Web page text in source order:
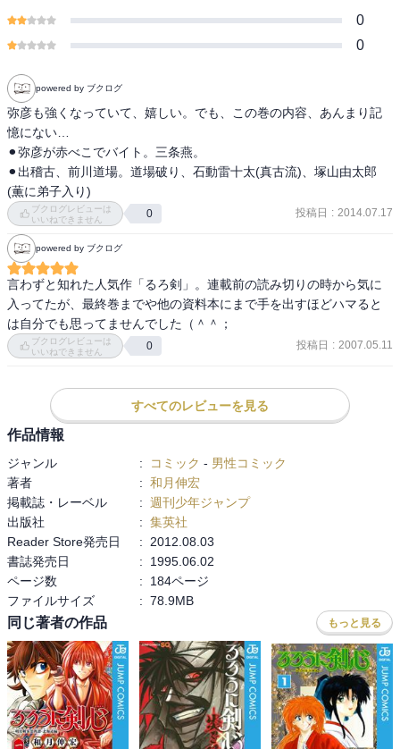
0
0
powered by ブクログ
弥彦も強くなっていて、嬉しい。でも、この巻の内容、あんまり記
憶にない…
⚫︎弥彦が赤べこでバイト。三条燕。
⚫︎出稽古、前川道場。道場破り、石動雷十太(真古流)、塚山由太郎
(薫に弟子入り)
ブクログレビューは
いいねできません
0 投稿日 : 2014.07.17
powered by ブクログ
言わずと知れた人気作「るろ剣」。連載前の読み切りの時から気に
入ってたが、最終巻までや他の資料本にまで手を出すほどハマると
は自分でも思ってませんでした（＾＾；
ブクログレビューは
いいねできません
0 投稿日 : 2007.05.11
すべてのレビューを見る
作品情報
ジャンル : コミック - 男性コミック
著者
: 和月伸宏
掲載誌・レーベル
: 週刊少年ジャンプ
出版社
: 集英社
Reader Store発売日
:
2012.08.03
書誌発売日
:
1995.06.02
ページ数
:
184ページ
ファイルサイズ
: 78.9MB
同じ著者の作品 もっと見る